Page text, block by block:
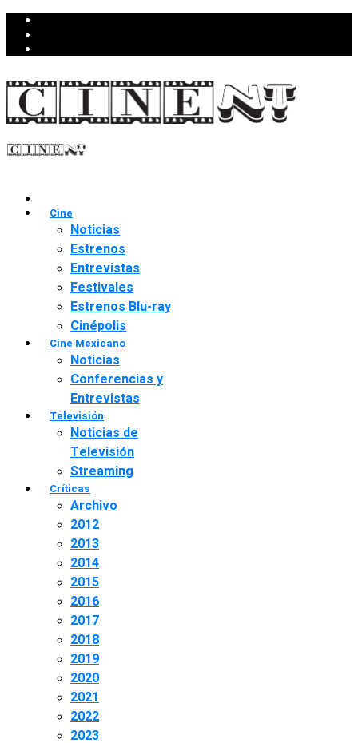
Cine
Noticias
Estrenos
Entrevistas
Festivales
Estrenos Blu-ray
Cinépolis
Cine Mexicano
Noticias
Conferencias y
Entrevistas
Televisión
Noticias de
Televisión
Streaming
Críticas
Archivo
2012
2013
2014
2015
2016
2017
2018
2019
2020
2021
2022
2023